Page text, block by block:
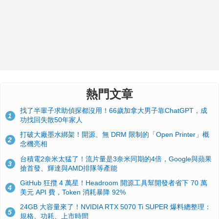
熱門文章
1
找了半輩子求助偵探都沒用！66歲加拿大男子靠ChatGPT，成
功找回失散50年家人
2
打破大廠墨水綁架！開源、無 DRM 限制的「Open Printer」概
念機亮相
3
台積電2奈米太猛了！流片量是3奈米同期的4倍，Google與蘋果
搶首發、輝達與AMD排隊等產能
4
GitHub 狂攬 4 萬星！Headroom 開源工具幫開發者省下 70 萬
美元 API 費，Token 消耗暴降 92%
5
24GB 大容量來了！NVIDIA RTX 5070 Ti SUPER 爆料總整理：
規格、功耗、上市時間